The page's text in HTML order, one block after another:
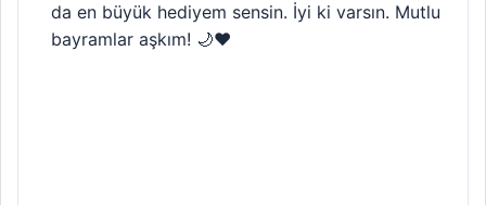
da en büyük hediyem sensin. İyi ki varsın. Mutlu
bayramlar aşkım! 🌙❤️